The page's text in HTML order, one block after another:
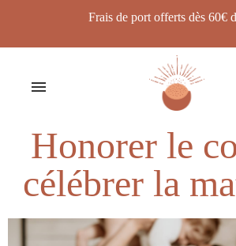
Frais de port offerts dès 60€
Honorer le
célébrer la